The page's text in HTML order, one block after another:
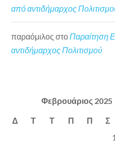
από αντιδήμαρχος
παραόμιλος στο Παραίτηση
αντιδήμαρχος Πολιτισμού
Φεβρουάριος 2025
Δ Τ Τ Π Π Σ
1